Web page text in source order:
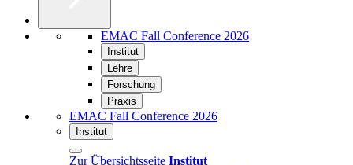
EMAC Fall Conference 2026
Institut
Lehre
Forschung
Praxis
EMAC Fall Conference 2026
Institut
Zur Übersichtsseite Institut